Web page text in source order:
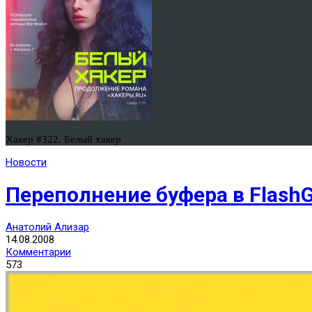
Хакер #322. Белый хакер
Новости
Переполнение буфера в
Анатолий Ализар
14.08.2008
Комментарии
573